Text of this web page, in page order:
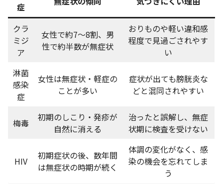
症
クラ
ミジ
ア
女性で約7〜8割、男
性で約半数が無症状
おりものや軽い違和感
程度で見過ごされやす
い
淋菌
感染
症
女性は無症状・軽症の
ことが多い
症状が出ても膀胱炎な
どと混同されやすい
梅毒
初期のしこり・発疹が
自然に消える
治ったと誤解し、無症
状期に検査を受けない
HIV
初期症状の後、数年間
は無症状の時期が続く
体調の変化がなく、感
染の機会を忘れてしま
う